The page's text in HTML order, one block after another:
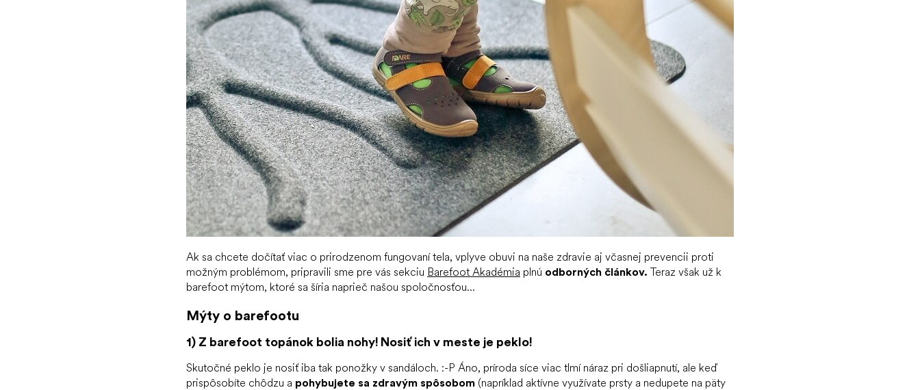
Ak sa chcete dočítať viac o prirodzenom fungovaní tela, vplyve obuvi na naše zdravie aj včasnej prevencii proti
možným problémom, pripravili sme pre vás sekciu Barefoot Akadémia plnú odborných článkov. Teraz však už k
barefoot mýtom, ktoré sa šíria naprieč našou spoločnosťou...
Mýty o barefootu
1) Z barefoot topánok bolia nohy! Nosiť ich v meste je peklo!
Skutočné peklo je nosiť iba tak ponožky v sandáloch. :-P Áno, príroda síce viac tlmí náraz pri došliapnutí, ale keď
prispôsobíte chôdzu a pohybujete sa zdravým spôsobom (napríklad aktívne využívate prsty a nedupete na päty